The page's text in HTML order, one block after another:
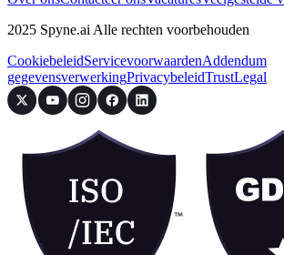
2025 Spyne.ai Alle rechten voorbehouden
CookiebeleidServicevoorwaardenAddendum
gegevensverwerkingPrivacybeleidTrustLegal